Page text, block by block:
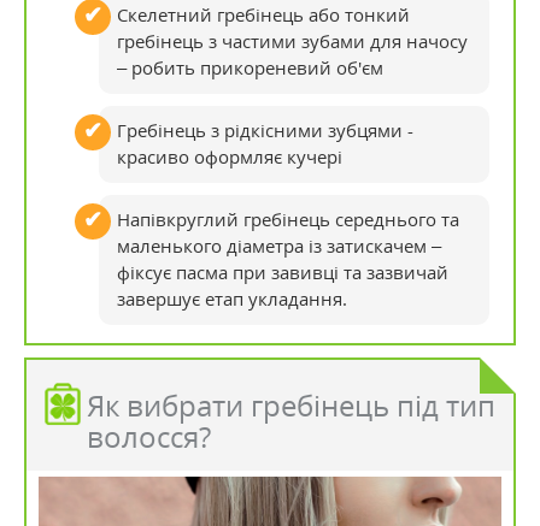
Скелетний гребінець або тонкий
гребінець з частими зубами для начосу
– робить прикореневий об'єм
Гребінець з рідкісними зубцями -
красиво оформляє кучері
Напівкруглий гребінець середнього та
маленького діаметра із затискачем –
фіксує пасма при завивці та зазвичай
завершує етап укладання.
Як вибрати гребінець під тип
волосся?